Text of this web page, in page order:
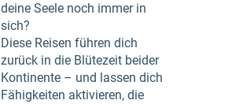
deine Seele noch immer in
sich?
Diese Reisen führen dich
zurück in die Blütezeit beider
Kontinente – und lassen dich
Fähigkeiten aktivieren, die